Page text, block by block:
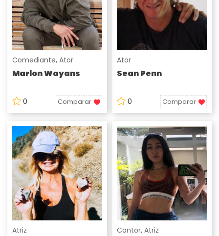
Comediante, Ator
Marlon Wayans
0 Comparar
Ator
Sean Penn
0 Comparar
Atriz Cantor, Atriz